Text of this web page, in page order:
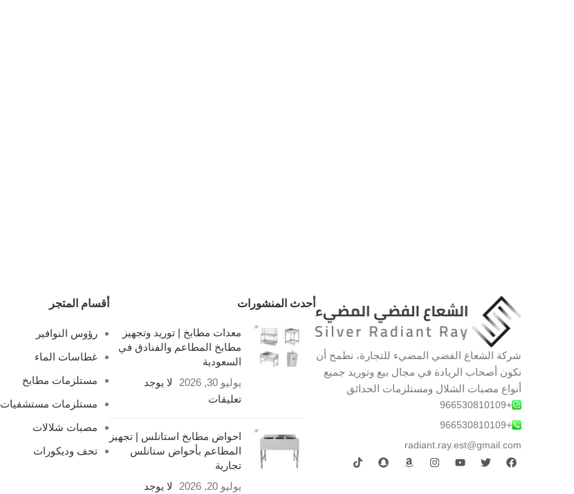
شركة الشعاع الفضي المضيء للتجارة، نطمح أن
نكون أصحاب الريادة في مجال بيع وتوريد جميع
أنواع مصبات الشلال ومستلزمات الحدائق
+966530810109
+966530810109
radiant.ray.est@gmail.com
أحدث المنشورات
معدات مطابخ | توريد وتجهيز
مطابخ المطاعم والفنادق في
السعودية
يوليو 30, 2026
لا يوجد
تعليقات
احواض مطابخ استانلس | تجهيز
المطاعم بأحواض ستانلس
تجارية
يوليو 20, 2026
لا يوجد
أقسام المتجر
رؤوس النوافير
غطاسات الماء
مستلزمات مطابخ
مستلزمات مستشفيات
مصبات شلالات
تحف وديكورات